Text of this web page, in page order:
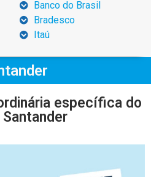
Banco do Brasil
Bradesco
Itaú
específica do